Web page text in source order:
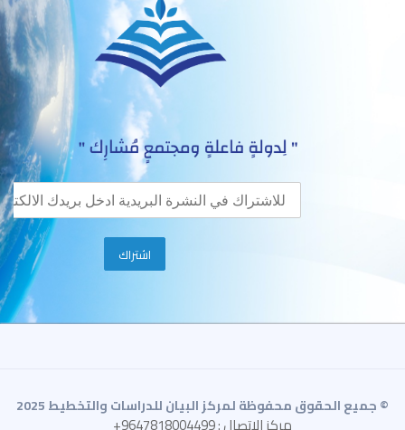
© جميع الحقوق محفوظة لمركز البيان للدراسات والتخطيط 2025